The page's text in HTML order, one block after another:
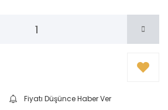
Fiyatı Düşünce Haber Ver